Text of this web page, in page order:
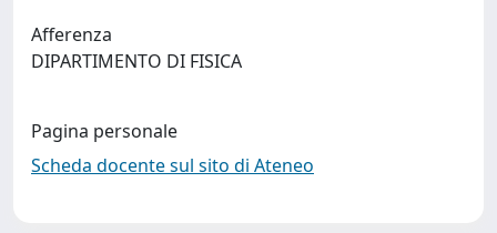
Afferenza
DIPARTIMENTO DI FISICA
Pagina personale
Scheda docente sul sito di Ateneo